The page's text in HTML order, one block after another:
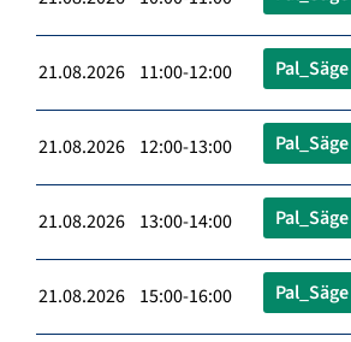
21.08.2026 11:00-12:00 Pal_Säge
21.08.2026 12:00-13:00 Pal_Säge
21.08.2026 13:00-14:00 Pal_Säge
21.08.2026 15:00-16:00 Pal_Säge